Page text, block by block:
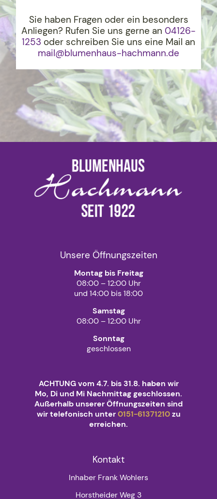
Sie haben Fragen oder ein besonders
Anliegen? Rufen Sie uns gerne an 04126-
1253 oder schreiben Sie uns eine Mail an
mail@blumenhaus-hachmann.de
Unsere Öffnungszeiten
Montag bis Freitag
08:00 – 12:00 Uhr
und 14:00 bis 18:00
Samstag
08:00 – 12:00 Uhr
Sonntag
geschlossen
ACHTUNG vom 4.7. bis 31.8. haben wir
Mo, Di und Mi Nachmittag geschlossen.
Außerhalb unserer Öffnungszeiten sind
wir telefonisch unter0151-61371210zu
erreichen.
Kontakt
Inhaber Frank Wohlers
Horstheider Weg 3